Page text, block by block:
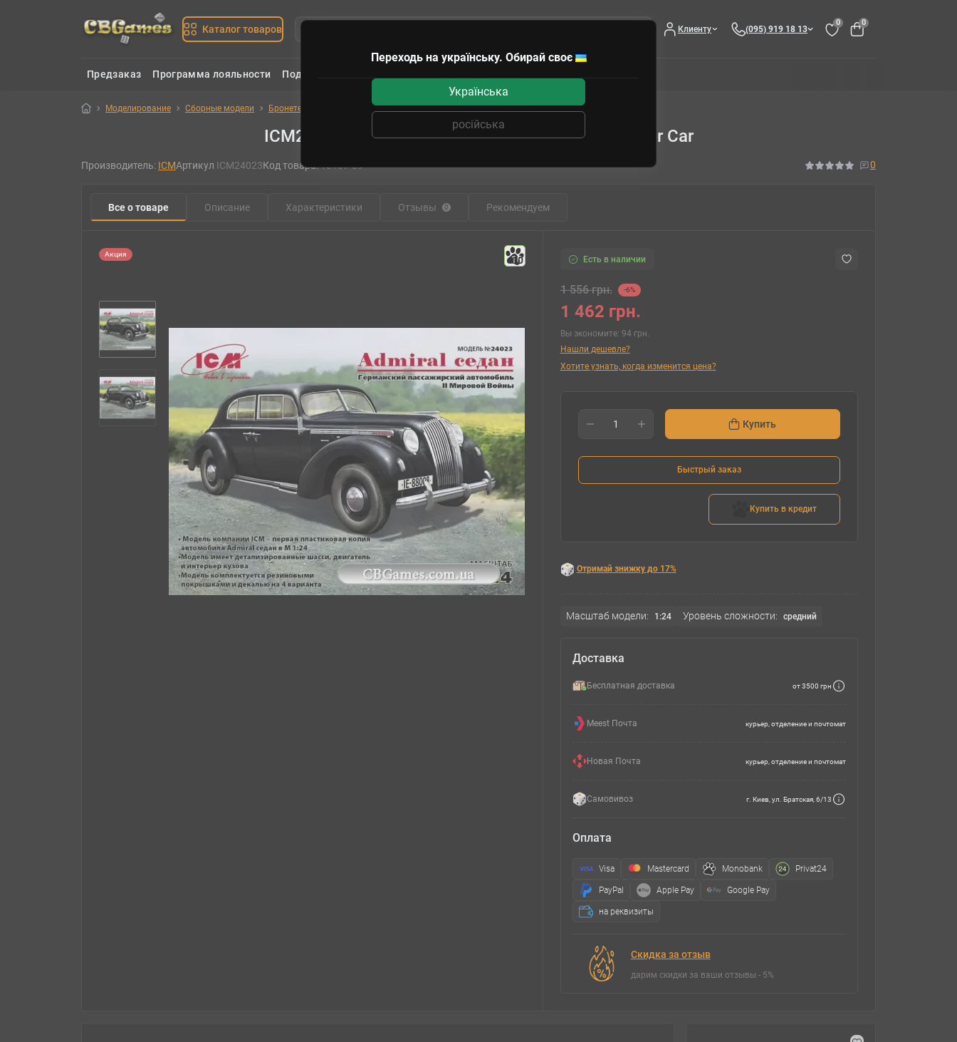
Каталог товаров Клиенту (095) 919 18 13
0 0
Предзаказ Программа лояльности Подарочные сертификаты
Моделирование Сборные модели Бронетехника и артиллерия ICM24023 Admiral Saloon, WWII German Passenger Car
ICM24023 Admiral Saloon, WWII German Passenger Car
Производитель: ICMАртикул ICM24023Код товара:10167-09 0
Все о товаре Описание Характеристики Отзывы 0 Рекомендуем
Акция
10 Есть в наличии
1 556 грн. -6%
1 462 грн.
Вы экономите: 94 грн.
Нашли дешевле?
Хотите узнать, когда изменится цена?
Купить
Быстрый заказ
Купить в кредит
Отримай знижку до 17%
Масштаб модели: 1:24 Уровень сложности: cредний
Доставка
Бесплатная доставка от 3500 грн
Meest Почта курьер, отделение и почтомат
Новая Почта курьер, отделение и почтомат
Самовивоз г. Киев, ул. Братская, 6/13
Оплата
Visa Mastercard Monobank Privat24
PayPal Apple Pay Google Pay
на реквизиты
Скидка за отзыв
дарим скидки за ваши отзывы - 5%
Переходь на українську. Обирай своє
Українська
російська